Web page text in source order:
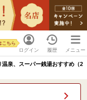
ログイン
こちら
履歴 メニュー
温泉、スーパー銭湯おすすめ（2